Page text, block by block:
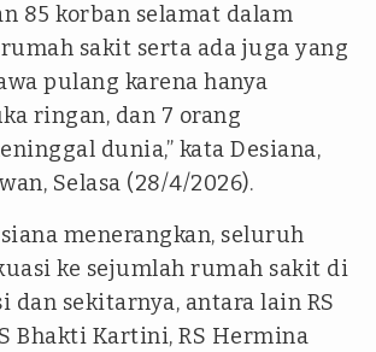
85 korban selamat dalam
sakit serta ada juga yang
pulang karena hanya
ringan, dan 7 orang
dunia,” kata Desiana,
Selasa (28/4/2026).
menerangkan, seluruh
ke sejumlah rumah sakit di
dan sekitarnya, antara lain RS
Bhakti Kartini, RS Hermina